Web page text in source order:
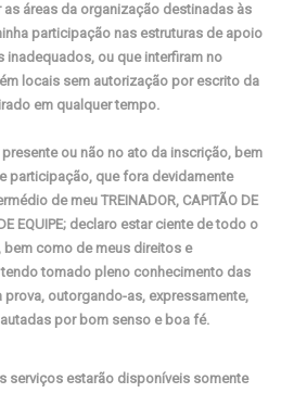
áreas da organização destinadas às
participação nas estruturas de apoio
inadequados, ou que interfiram no
locais sem autorização por escrito da
em qualquer tempo.
ou não no ato da inscrição, bem
participação, que fora devidamente
de meu TREINADOR, CAPITÃO DE
EQUIPE; declaro estar ciente de todo o
como de meus direitos e
tomado pleno conhecimento das
outorgando-as, expressamente,
por bom senso e boa fé.
serviços estarão disponíveis somente